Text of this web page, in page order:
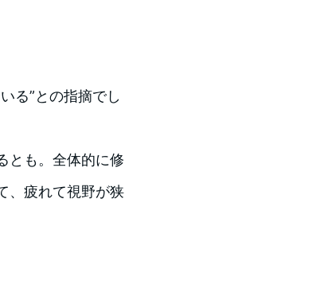
る”との指摘でし
とも。全体的に修
、疲れて視野が狭